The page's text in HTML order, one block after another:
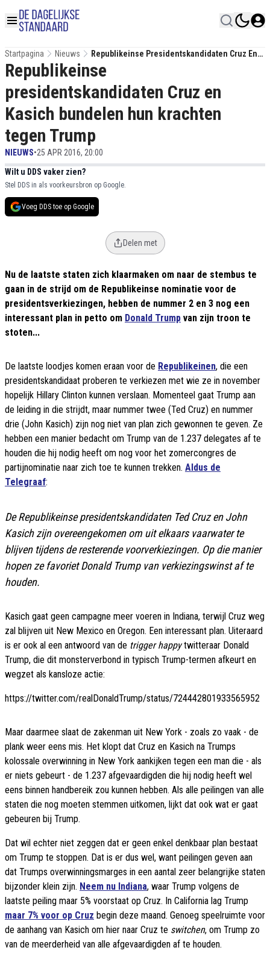
Startpagina Nieuws
Republikeinse Presidentskandidaten Cruz En
Kasich Bundelen Hun Krachten Tegen Trump
Republikeinse
presidentskandidaten Cruz en
Kasich bundelen hun krachten
tegen Trump
NIEUWS•25 APR 2016, 20:00
Wilt u DDS vaker zien?
Stel DDS in als voorkeursbron op Google.
Voeg DDS toe op Google
Delen met
Nu de laatste staten zich klaarmaken om naar de stembus te
gaan in de strijd om de Republikeinse nominatie voor de
presidentsverkiezingen, hebben de nummer 2 en 3 nog een
interessant plan in petto om Donald Trump van zijn troon te
stoten...
De laatste loodjes komen eraan voor de Republikeinen, die een
presidentskandidaat proberen te verkiezen met wie ze in november
hopelijk Hillary Clinton kunnen verslaan. Momenteel gaat Trump aan
de leiding in die strijdt, maar nummer twee (Ted Cruz) en nummer
drie (John Kasich) zijn nog niet van plan zich gewonnen te geven. Ze
hebben een manier bedacht om Trump van de 1.237 delegates af te
houden die hij nodig heeft om nog voor het zomercongres de
partijnominatie naar zich toe te kunnen trekken. Aldus de
Telegraaf:
De Republikeinse presidentskandidaten Ted Cruz en John
Kasich zijn overeengekomen om uit elkaars vaarwater te
blijven tijdens de resterende voorverkiezingen. Op die manier
hopen ze favoriet Donald Trump van verkiezingswinst af te
houden.
Kasich gaat geen campagne meer voeren in Indiana, terwijl Cruz weg
zal blijven uit New Mexico en Oregon. Een interessant plan. Uiteraard
is er ook al een antwoord van de trigger happytwitteraar Donald
Trump, die dit monsterverbond in typisch Trump-termen afkeurt en
wegzet als kansloze actie:
https://twitter.com/realDonaldTrump/status/724442801933565952
Maar daarmee slaat de zakenman uit New York - zoals zo vaak - de
plank weer eens mis. Het klopt dat Cruz en Kasich na Trumps
kolossale overwinning in New York aankijken tegen een man die - als
er niets gebeurt - de 1.237 afgevaardigden die hij nodig heeft wel
eens binnen handbereik zou kunnen hebben. Als alle peilingen van alle
staten die nog moeten stemmen uitkomen, lijkt dat ook wat er gaat
gebeuren bij Trump.
Dat wil echter niet zeggen dat er geen enkel denkbaar plan bestaat
om Trump te stoppen. Dat is er dus wel, want peilingen geven aan
dat Trumps overwinningsmarges in een aantal zeer belangrijke staten
bijzonder klein zijn. Neem nu Indiana, waar Trump volgens de
laatste peiling maar 5% voorstaat op Cruz. In California lag Trump
maar 7% voor op Cruz begin deze maand. Genoeg speelruimte voor
de aanhang van Kasich om hier naar Cruz te switchen, om Trump zo
van de meerderheid van alle afgevaardigden af te houden.